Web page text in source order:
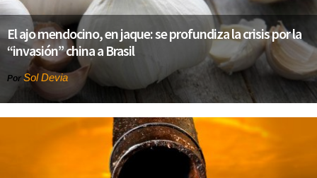
El ajo mendocino, en jaque: se profundiza la crisis por la
“invasión” china a Brasil
Por Sol Devia